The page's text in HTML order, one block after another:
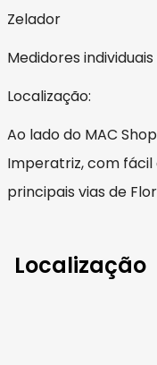
Zelador
Medidores
Localização:
Ao lado do MAC
Imperatriz, com fácil
principais vias de
Localização